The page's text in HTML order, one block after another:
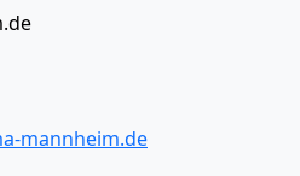
mannheim.de